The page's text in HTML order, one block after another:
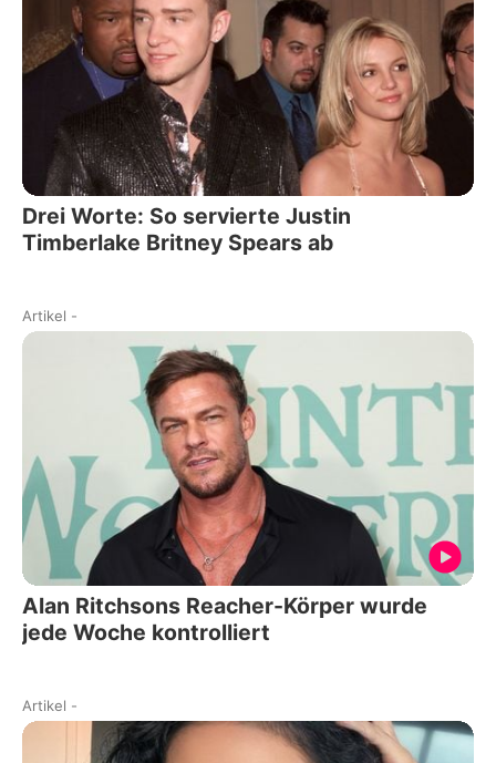
Drei Worte: So servierte Justin
Timberlake Britney Spears ab
Artikel -
Alan Ritchsons Reacher-Körper wurde
jede Woche kontrolliert
Artikel -